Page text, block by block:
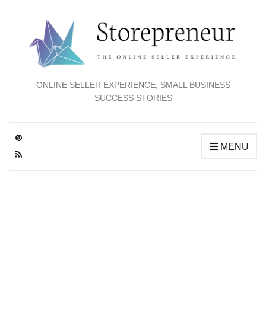
ONLINE SELLER EXPERIENCE, SMALL BUSINESS
SUCCESS STORIES
MENU